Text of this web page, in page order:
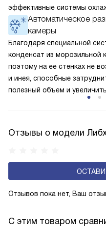
эффективные системы
температурой, а также
как умная организация
полками VarioPlus, мягкий
свежести. Бытовая техника
оптимальным
привлекательным внешним
возможностями и высокой
Автоматическое
камеры
Благодаря специальной
конденсат из морозильной
поэтому на ее стенках не
и инея, способные
полезный объем и
Отзывы о модели
Отзывов пока нет, Ваш
С этим товаром